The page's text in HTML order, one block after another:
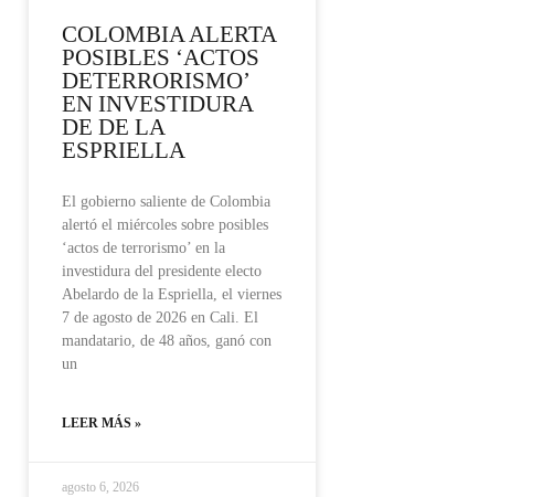
COLOMBIA ALERTA
POSIBLES ‘ACTOS
DETERRORISMO’
EN INVESTIDURA
DE DE LA
ESPRIELLA
El gobierno saliente de Colombia
alertó el miércoles sobre posibles
‘actos de terrorismo’ en la
investidura del presidente electo
Abelardo de la Espriella, el viernes
7 de agosto de 2026 en Cali. El
mandatario, de 48 años, ganó con
un
LEER MÁS »
agosto 6, 2026